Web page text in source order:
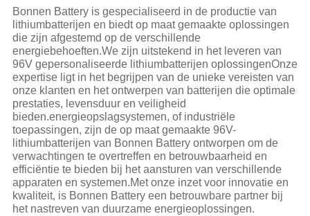
Bonnen Battery is gespecialiseerd in de productie van
lithiumbatterijen en biedt op maat gemaakte oplossingen
die zijn afgestemd op de verschillende
energiebehoeften.We zijn uitstekend in het leveren van
96V gepersonaliseerde lithiumbatterijen oplossingenOnze
expertise ligt in het begrijpen van de unieke vereisten van
onze klanten en het ontwerpen van batterijen die optimale
prestaties, levensduur en veiligheid
bieden.energieopslagsystemen, of industriële
toepassingen, zijn de op maat gemaakte 96V-
lithiumbatterijen van Bonnen Battery ontworpen om de
verwachtingen te overtreffen en betrouwbaarheid en
efficiëntie te bieden bij het aansturen van verschillende
apparaten en systemen.Met onze inzet voor innovatie en
kwaliteit, is Bonnen Battery een betrouwbare partner bij
het nastreven van duurzame energieoplossingen.